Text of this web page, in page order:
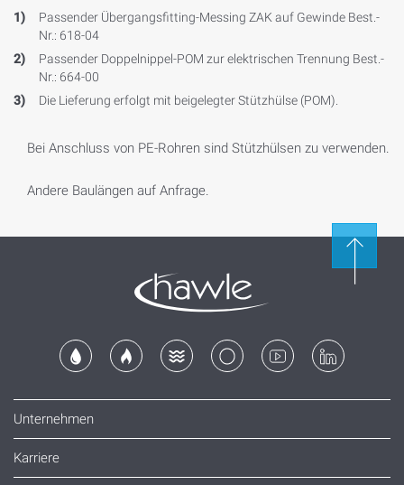
1)
Passender Übergangsfitting-Messing ZAK auf Gewinde Best.-
Nr.: 618-04
2)
Passender Doppelnippel-POM zur elektrischen Trennung Best.-
Nr.: 664-00
3)
Die Lieferung erfolgt mit beigelegter Stützhülse (POM).
Bei Anschluss von PE-Rohren sind Stützhülsen zu verwenden.
Andere Baulängen auf Anfrage.
Unternehmen
Karriere